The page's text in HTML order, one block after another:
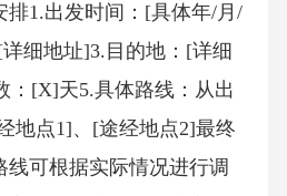
排1.出发时间：[具体年/月/
细地址]3.目的地：[详细
：[X]天5.具体路线：从出
地点1]、[途经地点2]最终
可根据实际情况进行调